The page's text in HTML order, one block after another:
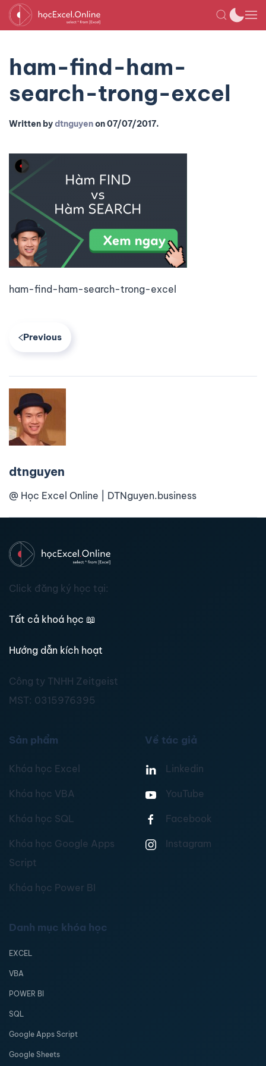
ham-find-ham-
search-trong-excel
Written bydtnguyenon07/07/2017.
ham-find-ham-search-trong-excel
Previous
dtnguyen
@ Học Excel Online | DTNguyen.business
Click đăng ký học tại:
Tất cả khoá học 📖
Hướng dẫn kích hoạt
Công ty TNHH Zeitgeist
MST: 0315976395
Sản phẩm
Khóa học Excel
Khóa học VBA
Khóa học SQL
Khóa học Google Apps
Script
Khóa học Power BI
Về tác giả
Linkedin
YouTube
Facebook
Instagram
Danh mục khóa học
EXCEL
VBA
POWER BI
SQL
Google Apps Script
Google Sheets